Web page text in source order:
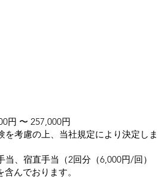
円 〜 257,000円
考慮の上、当社規定により決定しま
、宿直手当（2回分（6,000円/回）
含んでおります。